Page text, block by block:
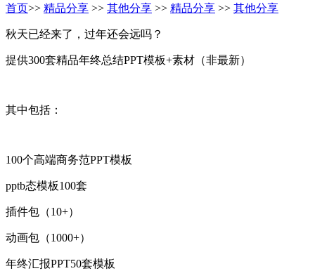
首页>> 精品分享 >> 其他分享 >> 精品分享 >> 其他分享
秋天已经来了，过年还会远吗？
提供300套精品年终总结PPT模板+素材（非最新）
其中包括：
100个高端商务范PPT模板
pptb态模板100套
插件包（10+）
动画包（1000+）
年终汇报PPT50套模板